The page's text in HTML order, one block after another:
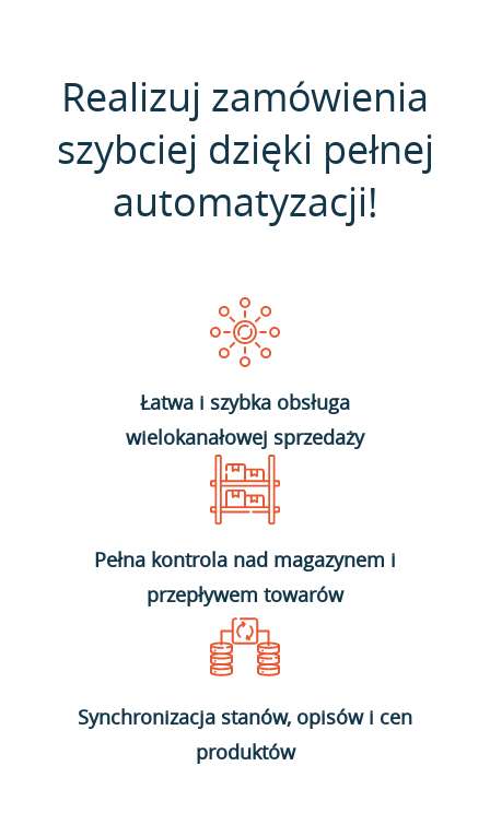
Realizuj zamówienia
szybciej dzięki pełnej
automatyzacji!
Łatwa i szybka obsługa
wielokanałowej sprzedaży
Pełna kontrola nad magazynem i
przepływem towarów
Synchronizacja stanów, opisów i cen
produktów